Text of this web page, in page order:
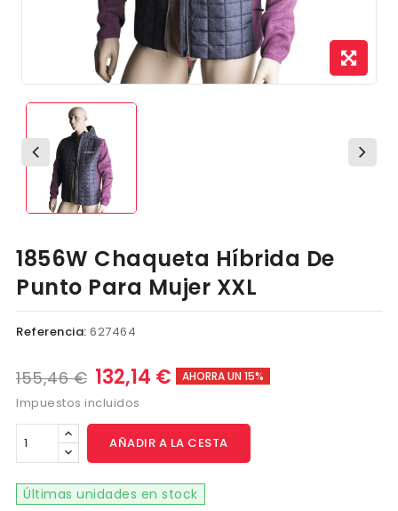
1856W Chaqueta Híbrida De
Punto Para Mujer XXL
Referencia: 627464
155,46 € 132,14 € AHORRA UN 15%
Impuestos incluidos
AÑADIR A LA CESTA
Últimas unidades en stock